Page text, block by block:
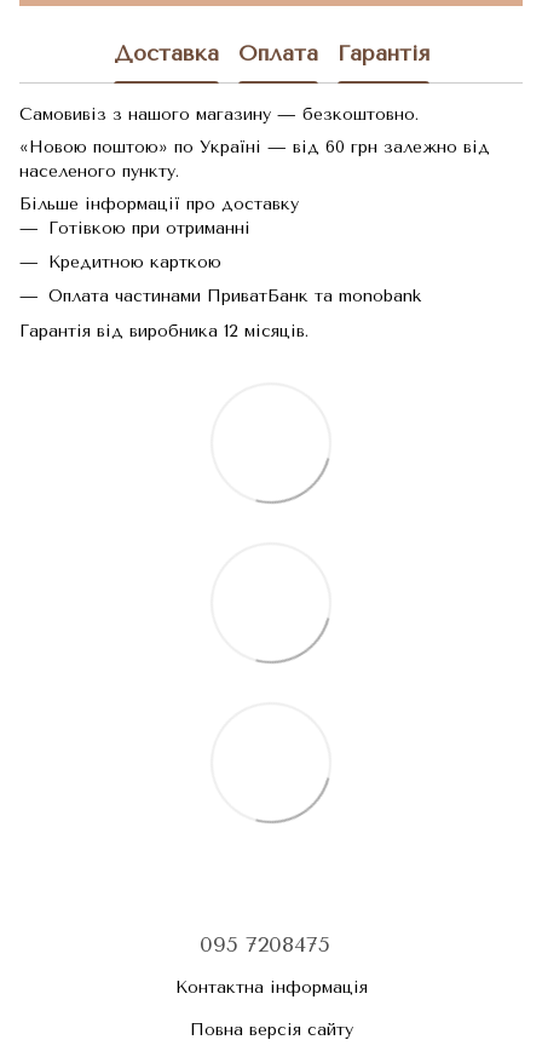
Доставка Оплата Гарантія
Самовивіз з нашого магазину — безкоштовно.
«Новою поштою» по Україні — від 60 грн залежно від
населеного пункту.
Більше інформації про доставку
Готівкою при отриманні
Кредитною карткою
Оплата частинами ПриватБанк та monobank
Гарантія від виробника 12 місяців.
095 7208475
Контактна інформація
Повна версія сайту